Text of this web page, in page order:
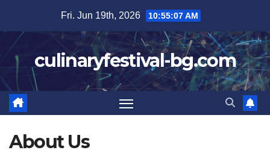
content
Fri. Jun 19th, 2026 10:55:08 AM
culinaryfestival-bg.com
About Us